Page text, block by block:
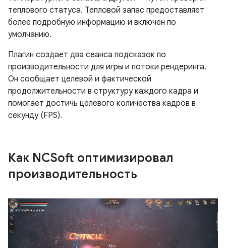
теплового статуса. Тепловой запас предоставляет
более подробную информацию и включен по
умолчанию.
Плагин создает два сеанса подсказок по
производительности для игры и потоки рендеринга.
Он сообщает целевой и фактической
продолжительности в структуру каждого кадра и
помогает достичь целевого количества кадров в
секунду (FPS).
Как NCSoft оптимизировал
производительность